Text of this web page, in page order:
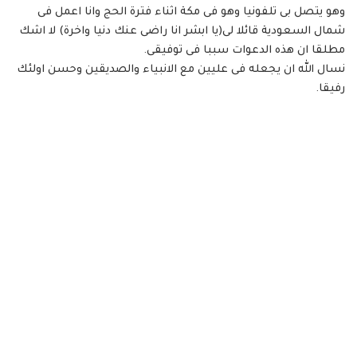
وهو يتصل بى تلفونيا وهو فى مكة اثناء فترة الحج وانا اعمل فى
شمال السعودية قائلا لى(يا ابشر انا راضى عنك دنيا واخرة) لا اشك
مطلقا ان هذه الدعوات سببا فى توفيقى.
نسال الله ان يجعله فى عليين مع الانبياء والصديقين وحسن اولئك
رفيقا.